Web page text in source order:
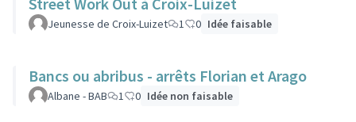
Jeunesse de Croix-Luizet 1 0 Idée faisable
Bancs ou abribus - arrêts Florian et Arago
Albane - BAB 1 0 Idée non faisable